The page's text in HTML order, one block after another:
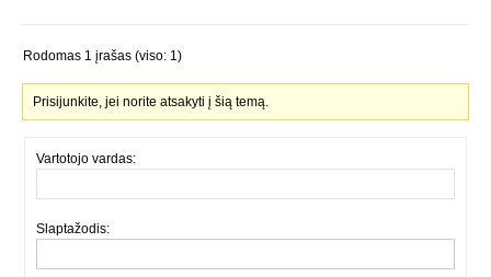
Rodomas 1 įrašas (viso: 1)
Prisijunkite, jei norite atsakyti į šią temą.
Vartotojo vardas:
Slaptažodis: